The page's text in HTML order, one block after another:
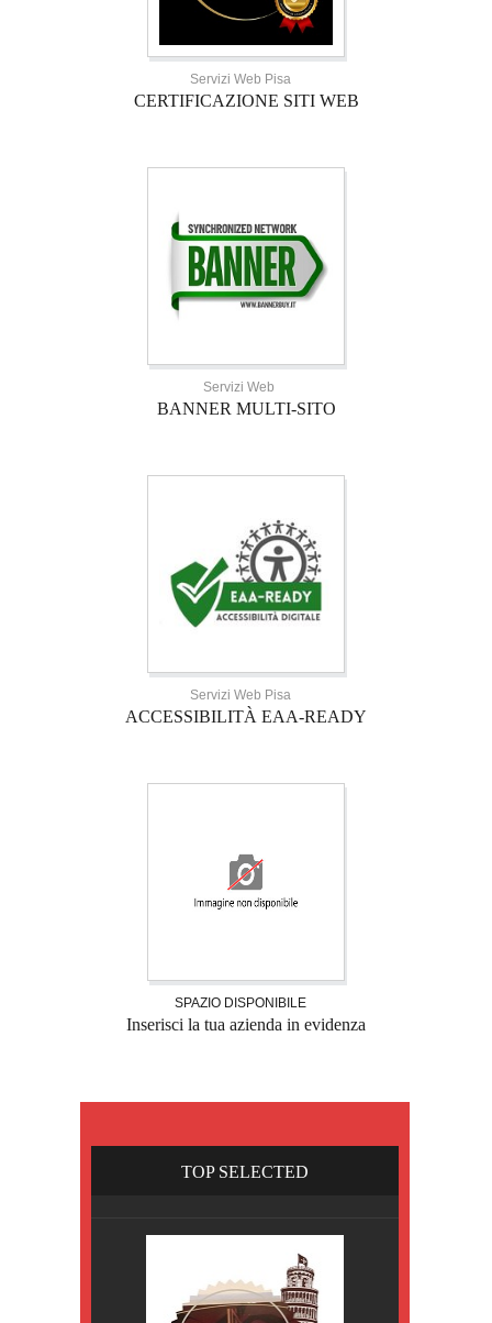
Servizi Web Pisa
CERTIFICAZIONE SITI WEB
Servizi Web
BANNER MULTI-SITO
Servizi Web Pisa
ACCESSIBILITÀ EAA-READY
SPAZIO DISPONIBILE
Inserisci la tua azienda in evidenza
TOP SELECTED